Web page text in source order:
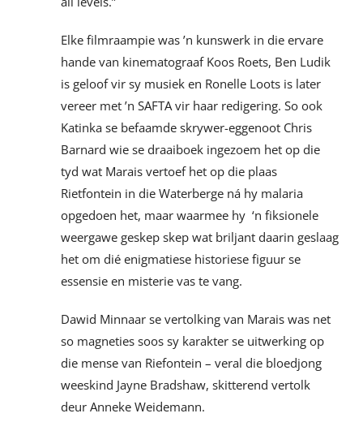
Elke filmraampie was ’n kunswerk in die ervare
hande van kinematograaf Koos Roets, Ben Ludik
is geloof vir sy musiek en Ronelle Loots is later
vereer met ’n SAFTA vir haar redigering. So ook
Katinka se befaamde skrywer-eggenoot Chris
Barnard wie se draaiboek ingezoem het op die
tyd wat Marais vertoef het op die plaas
Rietfontein in die Waterberge ná hy malaria
opgedoen het, maar waarmee hy ‘n fiksionele
weergawe geskep skep wat briljant daarin geslaag
het om dié enigmatiese historiese figuur se
essensie en misterie vas te vang.
Dawid Minnaar se vertolking van Marais was net
so magneties soos sy karakter se uitwerking op
die mense van Riefontein – veral die bloedjong
weeskind Jayne Bradshaw, skitterend vertolk
deur Anneke Weidemann.